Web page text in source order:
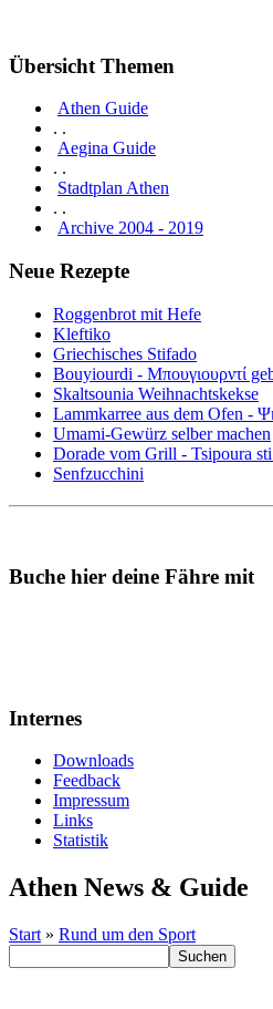
Übersicht Themen
Athen Guide
. .
Aegina Guide
. .
Stadtplan Athen
. .
Archive 2004 - 2019
Neue Rezepte
Roggenbrot mit Hefe
Kleftiko
Griechisches Stifado
Bouyiourdi - Μπουγιουρντί
Skaltsounia Weihnachtskekse
Lammkarree aus dem Ofen -
Umami-Gewürz selber machen
Dorade vom Grill - Tsipoura sti
Senfzucchini
Buche hier deine Fähre mit
Internes
Downloads
Feedback
Impressum
Links
Statistik
Athen News & Guide
Start » Rund um den Sport